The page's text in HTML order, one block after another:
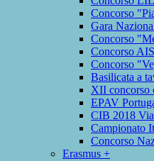
Concorso
Gara
Concorso
Concorso
Concorso
Basilicata a
XII concorso
EPAV
CIB 2018
Campionato
Concorso
Erasmus +